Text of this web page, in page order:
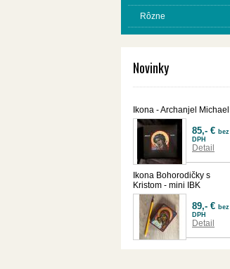
Rôzne
Novinky
Ikona - Archanjel Michael
85,- € bez
DPH
Detail
Ikona Bohorodičky s
Kristom - mini IBK
89,- € bez
DPH
Detail